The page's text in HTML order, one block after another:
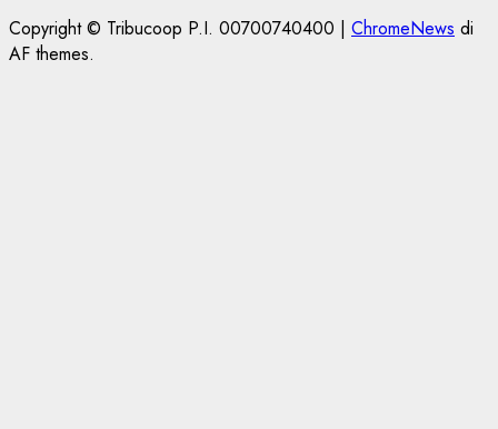
Copyright © Tribucoop P.I. 00700740400 | ChromeNews di
AF themes.